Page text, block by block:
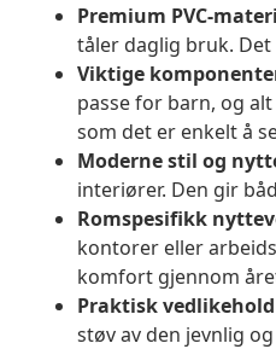
Premium PVC-
tåler daglig bruk.
Viktige
passe for barn, og
som det er enkelt å
Moderne stil og
interiører. Den gir
Romspesifikk
kontorer eller
komfort gjennom
Praktisk vedlikehold
støv av den jevnlig